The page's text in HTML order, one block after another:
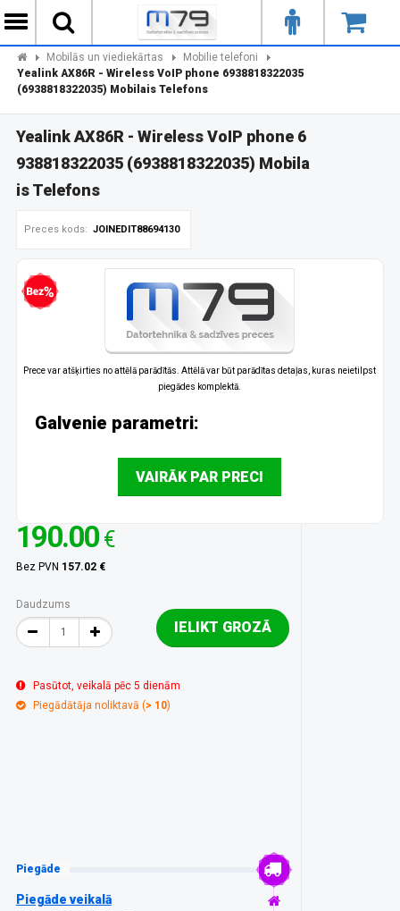
Mobilās un viediekārtas
Mobilie telefoni
Yealink AX86R - Wireless VoIP phone 6938818322035
(6938818322035) Mobilais Telefons
Yealink AX86R - Wireless VoIP phone 6
938818322035 (6938818322035) Mobila
is Telefons
Preces kods: JOINEDIT88694130
kredīts
Prece var atšķirties no attēlā parādītās. Attēlā var būt parādītas detaļas, kuras neietilpst
piegādes komplektā.
Galvenie parametri:
VAIRĀK PAR PRECI
190.00 €
Bez PVN 157.02 €
Daudzums
IELIKT GROZĀ
Pasūtot, veikalā pēc 5 dienām
Piegādātāja noliktavā (> 10)
Piegāde
Piegāde veikalā